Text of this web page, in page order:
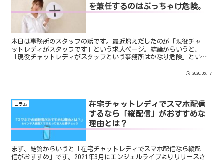
を兼任するのはぶっちゃけ危険。
本日は事務所のスタッフの話です。最近増えだしたのが「現役チャ
ットレディがスタッフです」という求人ページ。結論からいうと、
「現役チャットレディがスタッフという事務所はかなり危険」とい
2020.06.17
コラム
在宅チャットレディでスマホ配信
するなら「縦配信」がおすすめな
理由とは？
まず、結論からいうと「在宅チャットレディでスマホ配信なら縦配
信がおすすめ」です。2021年3月にエンジェルライブよりリリースさ